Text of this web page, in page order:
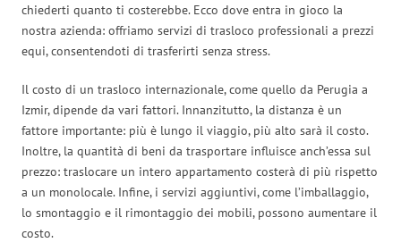
chiederti quanto ti costerebbe. Ecco dove entra in gioco la
nostra azienda: offriamo servizi di trasloco professionali a prezzi
equi, consentendoti di trasferirti senza stress.
Il costo di un trasloco internazionale, come quello da Perugia a
Izmir, dipende da vari fattori. Innanzitutto, la distanza è un
fattore importante: più è lungo il viaggio, più alto sarà il costo.
Inoltre, la quantità di beni da trasportare influisce anch’essa sul
prezzo: traslocare un intero appartamento costerà di più rispetto
a un monolocale. Infine, i servizi aggiuntivi, come l’imballaggio,
lo smontaggio e il rimontaggio dei mobili, possono aumentare il
costo.